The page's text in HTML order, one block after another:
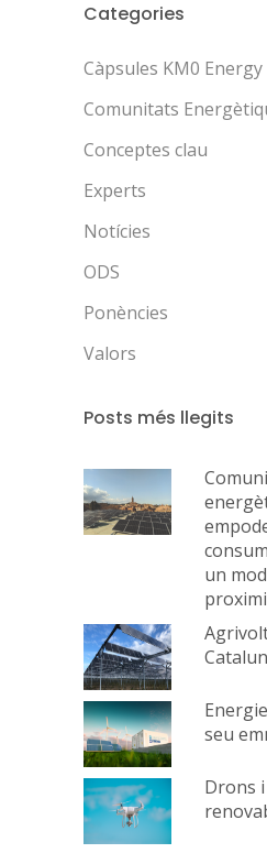
Categories
Càpsules KM0 Energy
Comunitats
Conceptes clau
Experts
Notícies
ODS
Ponències
Valors
Posts més llegits
un
seu
Drons